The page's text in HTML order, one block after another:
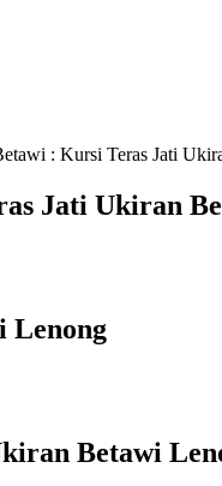
: Kursi Teras Jati
Jati Ukiran
Lenong
Betawi